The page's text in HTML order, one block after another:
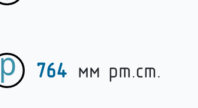
764 мм рт.ст.